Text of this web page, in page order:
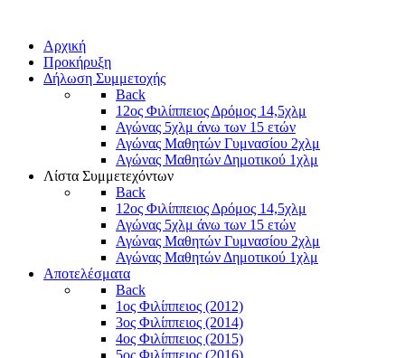
Αρχική
Προκήρυξη
Δήλωση Συμμετοχής
Back
12ος Φιλίππειος Δρόμος 14,5χλμ
Αγώνας 5χλμ άνω των 15 ετών
Αγώνας Μαθητών Γυμνασίου 2χλμ
Αγώνας Μαθητών Δημοτικού 1χλμ
Λίστα Συμμετεχόντων
Back
12ος Φιλίππειος Δρόμος 14,5χλμ
Αγώνας 5χλμ άνω των 15 ετών
Αγώνας Μαθητών Γυμνασίου 2χλμ
Αγώνας Μαθητών Δημοτικού 1χλμ
Αποτελέσματα
Back
1ος Φιλίππειος (2012)
3ος Φιλίππειος (2014)
4ος Φιλίππειος (2015)
5ος Φιλίππειος (2016)